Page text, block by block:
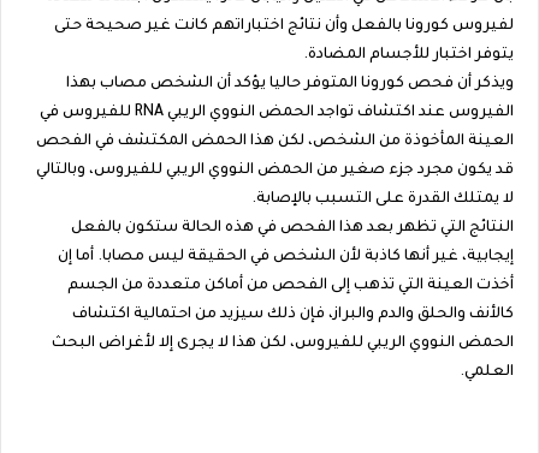
لفيروس كورونا بالفعل وأن نتائج اختباراتهم كانت غير صحيحة حتى
يتوفر اختبار للأجسام المضادة.
ويذكر أن فحص كورونا المتوفر حاليا يؤكد أن الشخص مصاب بهذا
الفيروس عند اكتشاف تواجد الحمض النووي الريبي RNA للفيروس في
العينة المأخوذة من الشخص، لكن هذا الحمض المكتشف في الفحص
قد يكون مجرد جزء صغير من الحمض النووي الريبي للفيروس، وبالتالي
لا يمتلك القدرة على التسبب بالإصابة.
النتائج التي تظهر بعد هذا الفحص في هذه الحالة ستكون بالفعل
إيجابية، غير أنها كاذبة لأن الشخص في الحقيقة ليس مصابا. أما إن
أخذت العينة التي تذهب إلى الفحص من أماكن متعددة من الجسم
كالأنف والحلق والدم والبراز، فإن ذلك سيزيد من احتمالية اكتشاف
الحمض النووي الريبي للفيروس، لكن هذا لا يجرى إلا لأغراض البحث
العلمي.